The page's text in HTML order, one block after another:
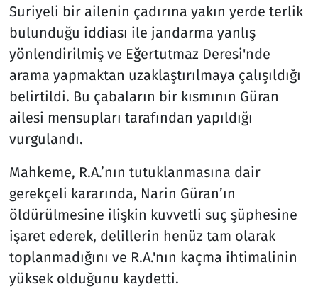
Suriyeli bir ailenin çadırına yakın yerde terlik
bulunduğu iddiası ile jandarma yanlış
yönlendirilmiş ve Eğertutmaz Deresi'nde
arama yapmaktan uzaklaştırılmaya çalışıldığı
belirtildi. Bu çabaların bir kısmının Güran
ailesi mensupları tarafından yapıldığı
vurgulandı.
Mahkeme, R.A.’nın tutuklanmasına dair
gerekçeli kararında, Narin Güran’ın
öldürülmesine ilişkin kuvvetli suç şüphesine
işaret ederek, delillerin henüz tam olarak
toplanmadığını ve R.A.'nın kaçma ihtimalinin
yüksek olduğunu kaydetti.